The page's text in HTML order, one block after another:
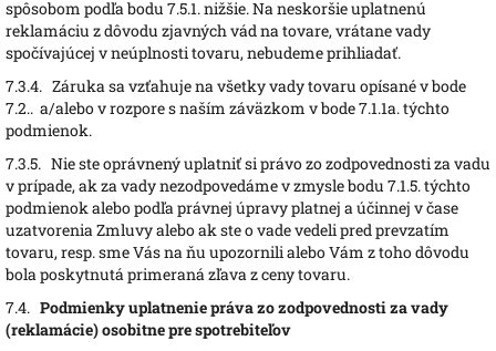
spôsobom podľa bodu 7.5.1. nižšie. Na neskoršie uplatnenú
reklamáciu z dôvodu zjavných vád na tovare, vrátane vady
spočívajúcej v neúplnosti tovaru, nebudeme prihliadať.
7.3.4. Záruka sa vzťahuje na všetky vady tovaru opísané v bode
7.2.. a/alebo v rozpore s naším záväzkom v bode 7.1.1a. týchto
podmienok.
7.3.5. Nie ste oprávnený uplatniť si právo zo zodpovednosti za vadu
v prípade, ak za vady nezodpovedáme v zmysle bodu 7.1.5. týchto
podmienok alebo podľa právnej úpravy platnej a účinnej v čase
uzatvorenia Zmluvy alebo ak ste o vade vedeli pred prevzatím
tovaru, resp. sme Vás na ňu upozornili alebo Vám z toho dôvodu
bola poskytnutá primeraná zľava z ceny tovaru.
7.4. Podmienky uplatnenie práva zo zodpovednosti za vady
(reklamácie) osobitne pre spotrebiteľov